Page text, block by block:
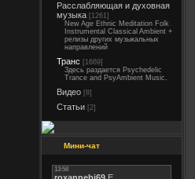
Расслабляющая и духовная
музыка [1261]
New Age Ethnic Meditation Folk
Instrumental Classical Ambient +
релизы других музыкальных
направлений
Транс [1669]
Здесь раздается Psychedelic
Trance and PsyAmbient Music.
Видео [8]
Статьи [2]
Мини-чат